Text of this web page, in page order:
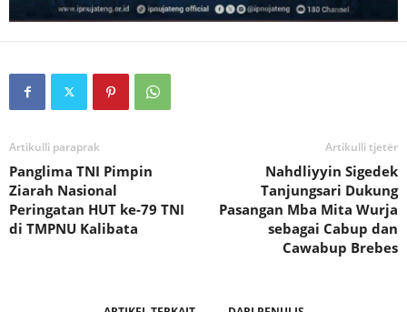
Artikulli paraprak
Panglima TNI Pimpin
Ziarah Nasional
Peringatan HUT ke-79 TNI
di TMPNU Kalibata
Artikulli tjetër
Nahdliyyin Sigedek
Tanjungsari Dukung
Pasangan Mba Mita Wurja
sebagai Cabup dan
Cawabup Brebes